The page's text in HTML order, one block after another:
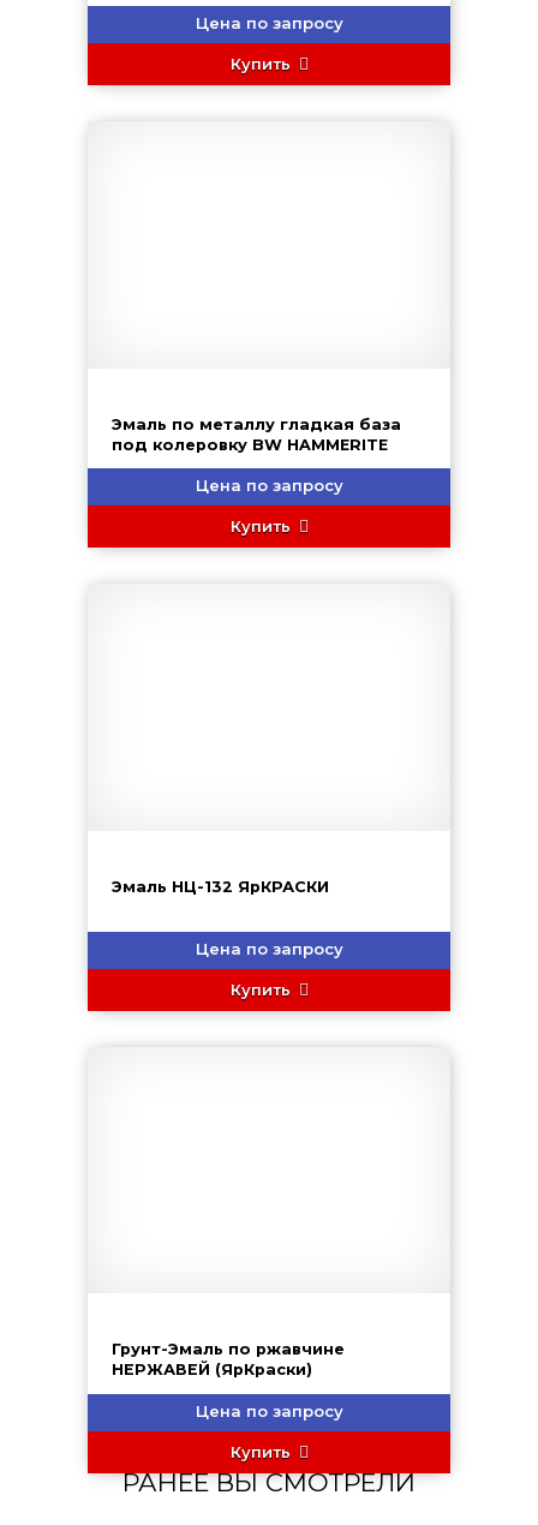
Цена по запросу
Купить
Эмаль по металлу гладкая база
под колеровку BW HAMMERITE
Цена по запросу
Купить
Эмаль НЦ-132 ЯрКРАСКИ
Цена по запросу
Купить
Грунт-Эмаль по ржавчине
НЕРЖАВЕЙ (ЯрКраски)
Цена по запросу
Купить
РАНЕЕ ВЫ СМОТРЕЛИ